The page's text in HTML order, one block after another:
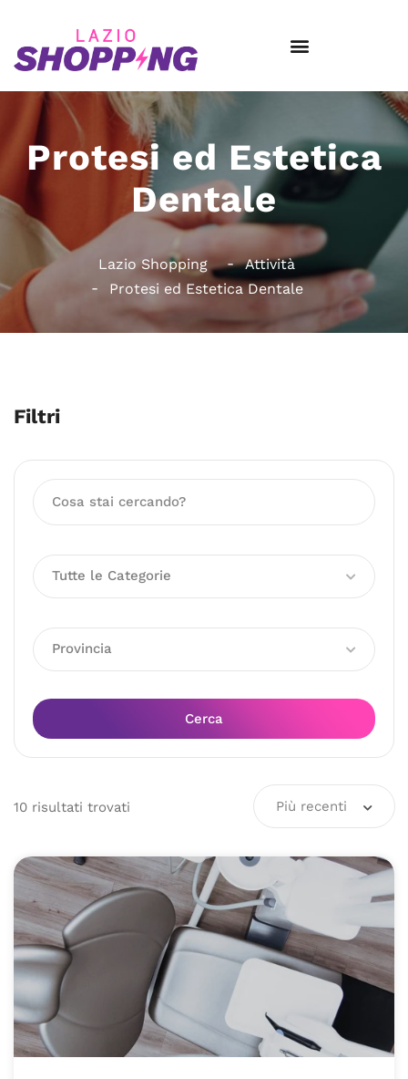
Protesi ed Estetica
Dentale
Lazio Shopping
Attività
Protesi ed Estetica Dentale
Filtri
Tutte le Categorie
Provincia
Cerca
10 risultati trovati Più recenti